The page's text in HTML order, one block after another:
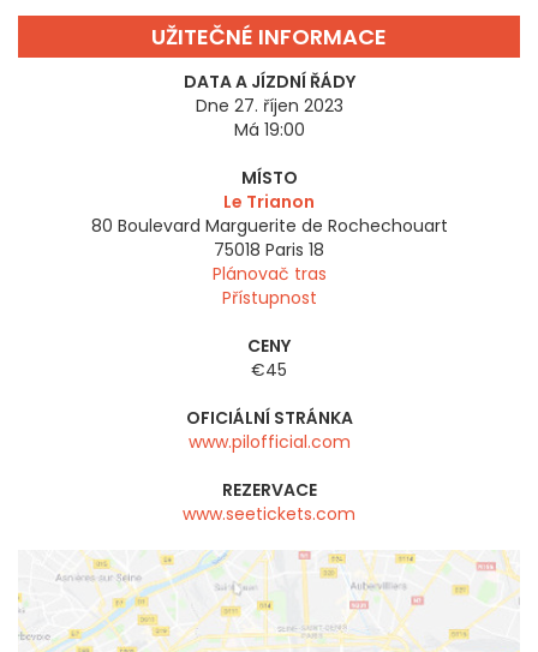
UŽITEČNÉ INFORMACE
DATA A JÍZDNÍ ŘÁDY
Dne 27. říjen 2023
Má 19:00
MÍSTO
Le Trianon
80 Boulevard Marguerite de Rochechouart
75018 Paris 18
Plánovač tras
Přístupnost
CENY
€45
OFICIÁLNÍ STRÁNKA
www.pilofficial.com
REZERVACE
www.seetickets.com